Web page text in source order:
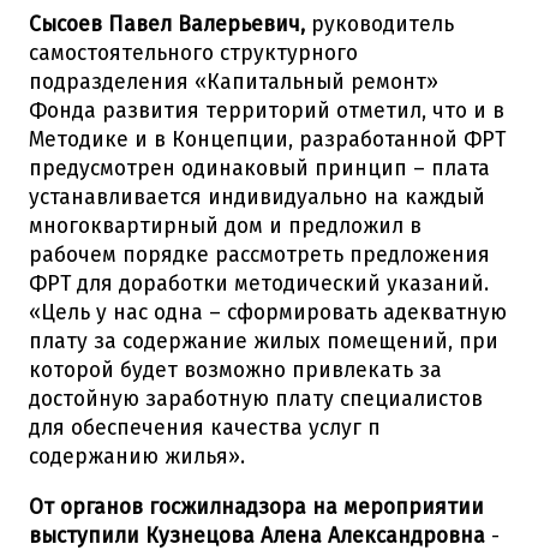
Сысоев Павел Валерьевич, руководитель
самостоятельного структурного
подразделения «Капитальный ремонт»
Фонда развития территорий отметил, что и в
Методике и в Концепции, разработанной ФРТ
предусмотрен одинаковый принцип – плата
устанавливается индивидуально на каждый
многоквартирный дом и предложил в
рабочем порядке рассмотреть предложения
ФРТ для доработки методический указаний.
«Цель у нас одна – сформировать адекватную
плату за содержание жилых помещений, при
которой будет возможно привлекать за
достойную заработную плату специалистов
для обеспечения качества услуг п
содержанию жилья».
От органов госжилнадзора на мероприятии
выступили Кузнецова Алена Александровна -